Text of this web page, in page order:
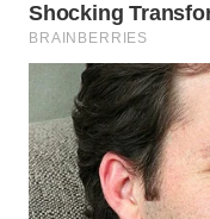
WN
WN
DEPOK
WN